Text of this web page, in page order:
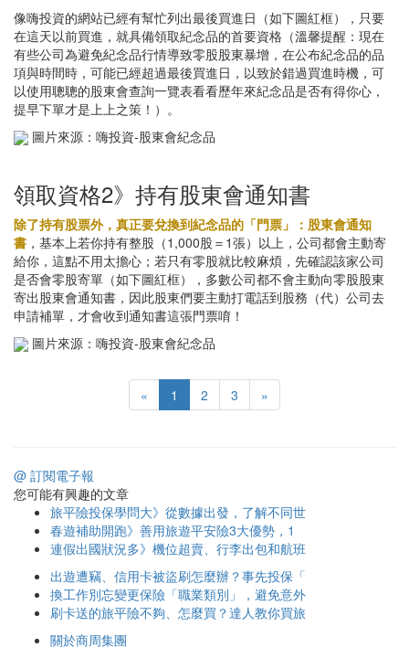
像嗨投資的網站已經有幫忙列出最後買進日（如下圖紅框），只要
在這天以前買進，就具備領取紀念品的首要資格（溫馨提醒：現在
有些公司為避免紀念品行情導致零股股東暴增，在公布紀念品的品
項與時間時，可能已經超過最後買進日，以致於錯過買進時機，可
以使用聰聰的股東會查詢一覽表看看歷年來紀念品是否有得你心，
提早下單才是上上之策！）。
圖片來源：嗨投資-股東會紀念品
領取資格2》持有股東會通知書
除了持有股票外，真正要兌換到紀念品的「門票」：股東會通知
書 ，基本上若你持有整股（1,000股＝1張）以上，公司都會主動寄
給你，這點不用太擔心；若只有零股就比較麻煩，先確認該家公司
是否會零股寄單（如下圖紅框），多數公司都不會主動向零股股東
寄出股東會通知書，因此股東們要主動打電話到股務（代）公司去
申請補單，才會收到通知書這張門票唷！
圖片來源：嗨投資-股東會紀念品
« 1 2 3 »
@ 訂閱電子報
您可能有興趣的文章
旅平險投保學問大》從數據出發，了解不同世
春遊補助開跑》善用旅遊平安險3大優勢，1
連假出國狀況多》機位超賣、行李出包和航班
出遊遭竊、信用卡被盜刷怎麼辦？事先投保「
換工作別忘變更保險「職業類別」，避免意外
刷卡送的旅平險不夠、怎麼買？達人教你買旅
關於商周集團